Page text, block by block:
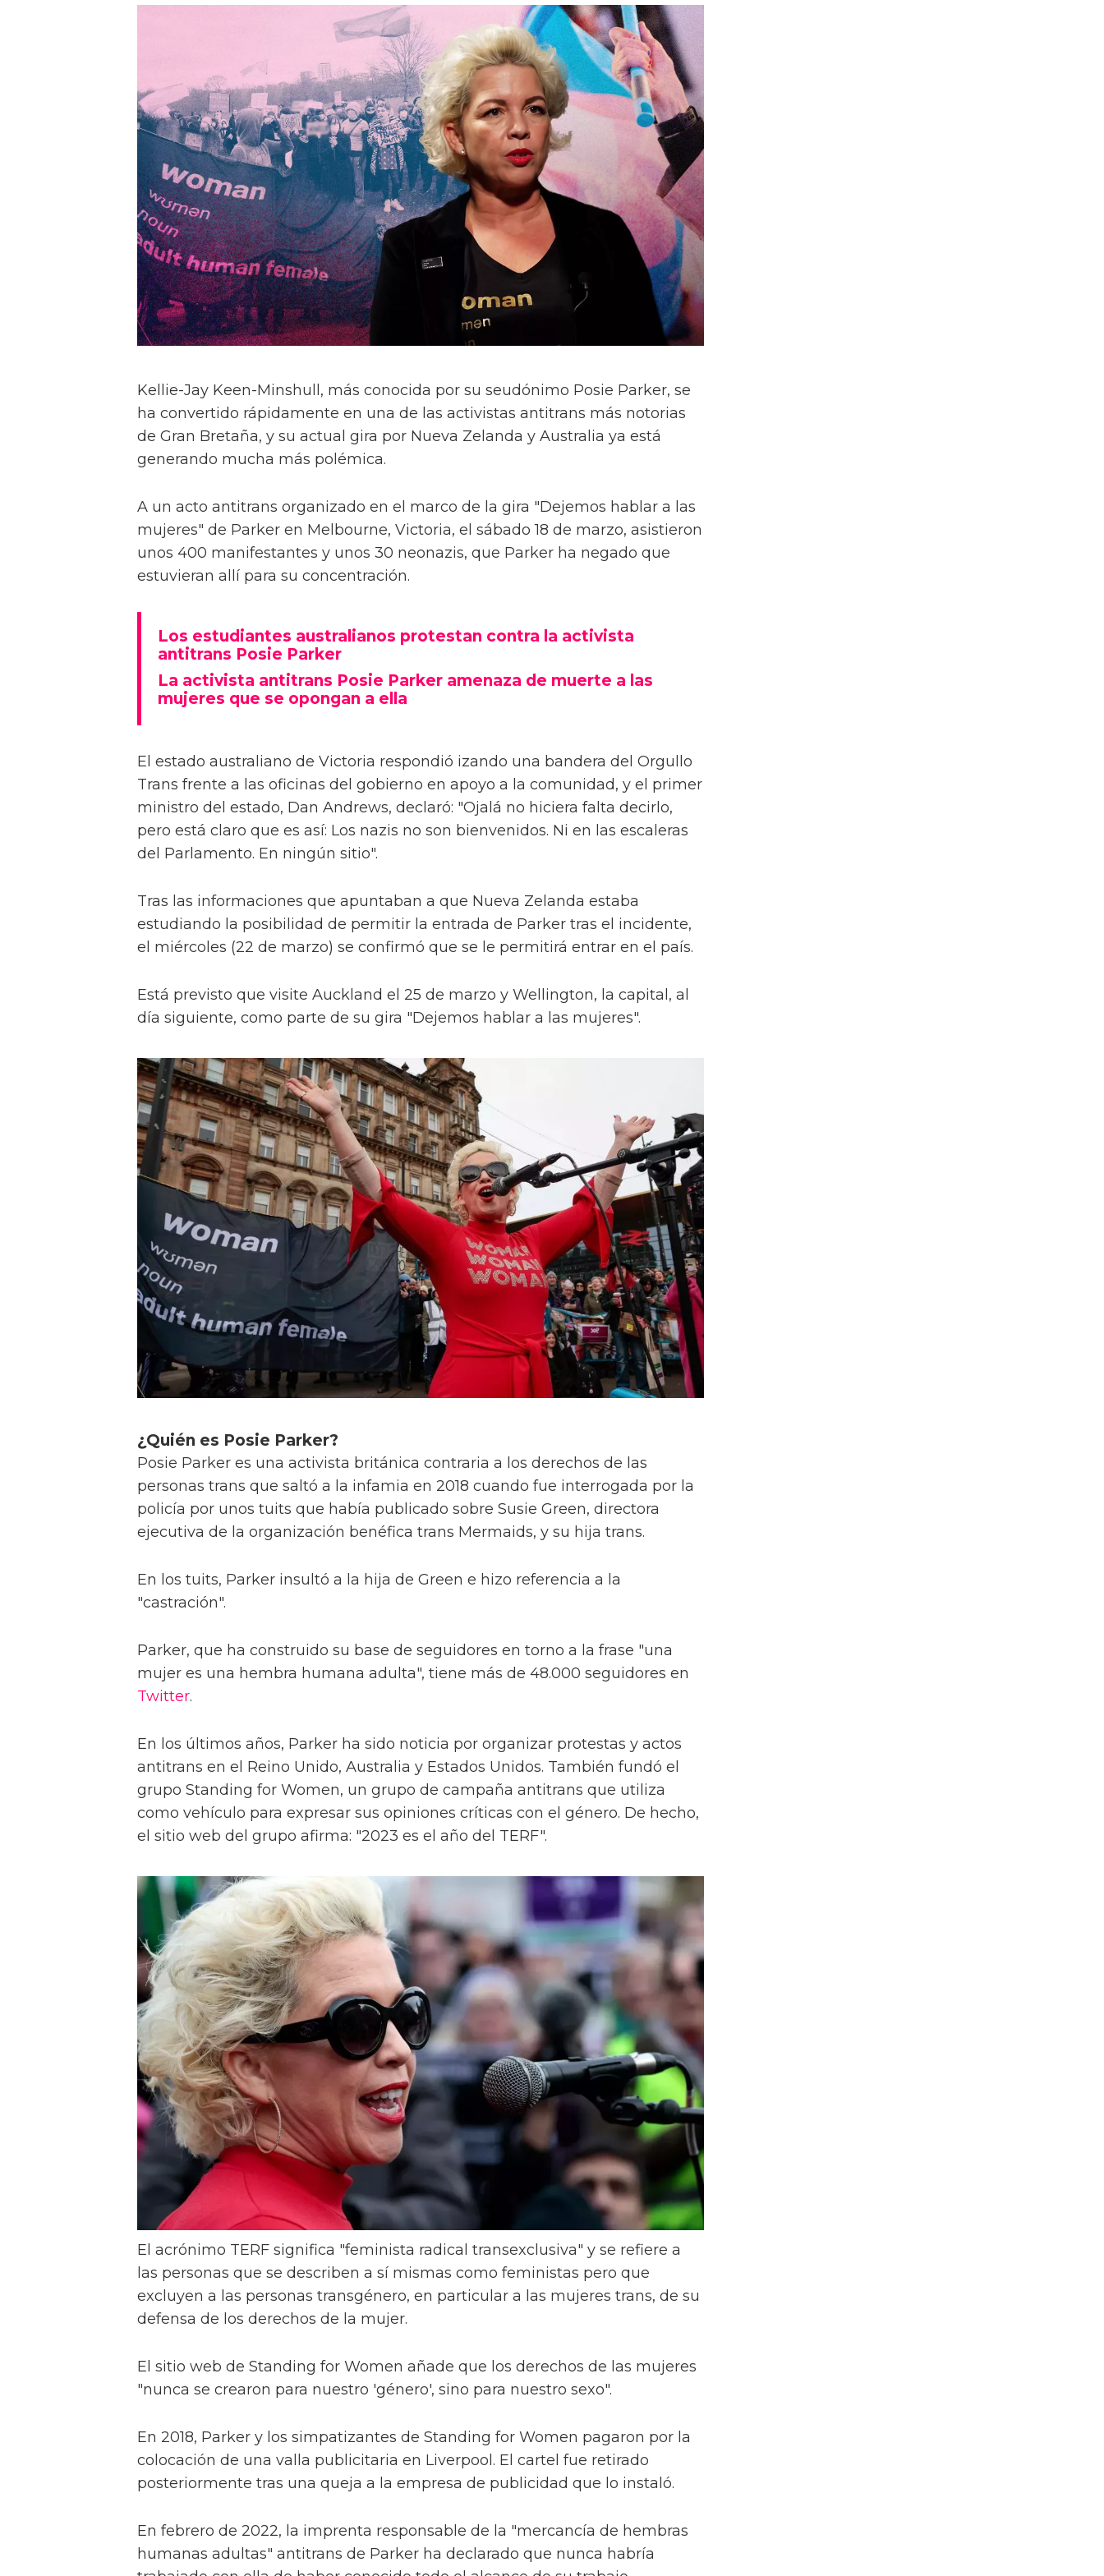
Kellie-Jay Keen-Minshull, más conocida por su seudónimo Posie Parker, se
ha convertido rápidamente en una de las activistas antitrans más notorias
de Gran Bretaña, y su actual gira por Nueva Zelanda y Australia ya está
generando mucha más polémica.
A un acto antitrans organizado en el marco de la gira "Dejemos hablar a las
mujeres" de Parker en Melbourne, Victoria, el sábado 18 de marzo, asistieron
unos 400 manifestantes y unos 30 neonazis, que Parker ha negado que
estuvieran allí para su concentración.
Los estudiantes australianos protestan contra la activista
antitrans Posie Parker
La activista antitrans Posie Parker amenaza de muerte a las
mujeres que se opongan a ella
El estado australiano de Victoria respondió izando una bandera del Orgullo
Trans frente a las oficinas del gobierno en apoyo a la comunidad, y el primer
ministro del estado, Dan Andrews, declaró: "Ojalá no hiciera falta decirlo,
pero está claro que es así: Los nazis no son bienvenidos. Ni en las escaleras
del Parlamento. En ningún sitio".
Tras las informaciones que apuntaban a que Nueva Zelanda estaba
estudiando la posibilidad de permitir la entrada de Parker tras el incidente,
el miércoles (22 de marzo) se confirmó que se le permitirá entrar en el país.
Está previsto que visite Auckland el 25 de marzo y Wellington, la capital, al
día siguiente, como parte de su gira "Dejemos hablar a las mujeres".
¿Quién es Posie Parker?
Posie Parker es una activista británica contraria a los derechos de las
personas trans que saltó a la infamia en 2018 cuando fue interrogada por la
policía por unos tuits que había publicado sobre Susie Green, directora
ejecutiva de la organización benéfica trans Mermaids, y su hija trans.
En los tuits, Parker insultó a la hija de Green e hizo referencia a la
"castración".
Parker, que ha construido su base de seguidores en torno a la frase "una
mujer es una hembra humana adulta", tiene más de 48.000 seguidores en
Twitter.
En los últimos años, Parker ha sido noticia por organizar protestas y actos
antitrans en el Reino Unido, Australia y Estados Unidos. También fundó el
grupo Standing for Women, un grupo de campaña antitrans que utiliza
como vehículo para expresar sus opiniones críticas con el género. De hecho,
el sitio web del grupo afirma: "2023 es el año del TERF".
El acrónimo TERF significa "feminista radical transexclusiva" y se refiere a
las personas que se describen a sí mismas como feministas pero que
excluyen a las personas transgénero, en particular a las mujeres trans, de su
defensa de los derechos de la mujer.
El sitio web de Standing for Women añade que los derechos de las mujeres
"nunca se crearon para nuestro 'género', sino para nuestro sexo".
En 2018, Parker y los simpatizantes de Standing for Women pagaron por la
colocación de una valla publicitaria en Liverpool. El cartel fue retirado
posteriormente tras una queja a la empresa de publicidad que lo instaló.
En febrero de 2022, la imprenta responsable de la "mercancía de hembras
humanas adultas" antitrans de Parker ha declarado que nunca habría